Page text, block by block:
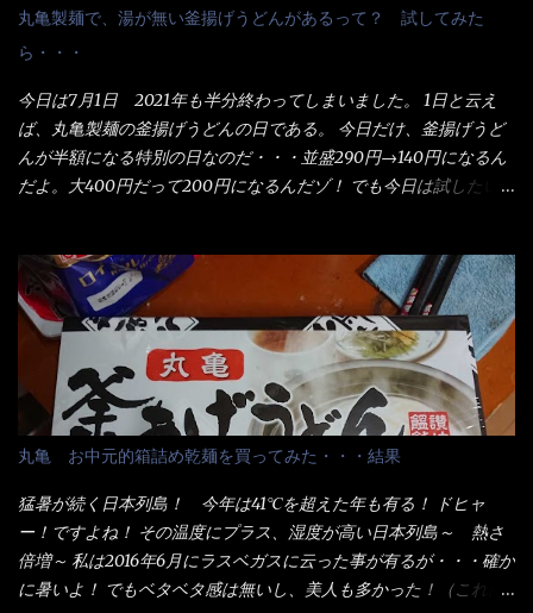
丸亀製麺で、湯が無い釜揚げうどんがあるって？ 試してみた
ら・・・
今日は7月1日 2021年も半分終わってしまいました。 1日と云え
ば、丸亀製麺の釜揚げうどんの日である。 今日だけ、釜揚げうど
んが半額になる特別の日なのだ・・・並盛290円→140円になるん
だよ。大400円だって200円になるんだゾ！ でも今日は試したい
でる～ でもコレって食べきるまで湯に浸かっているわけで、最
初と最後では麺の固さというかコシが違う！ だったら湯なんか要
らないじゃん！ 茹で上げ直後の麺だけいいよ！となるでしょ
う。 事前にググって調べたら、やっぱり＜湯無し＞注文は、裏注
文方法としてあるらしい。 それと店員によっては、理解出来ない
者も居るらしい云う事。 そこでランチ混雑前に、行くのが店への
配慮でもある。 11:20 店内に入り・・・『釜揚げうどん得を湯ナ
シで！』と注文したら、近場にいたオッサン店員はキョトンとし
た顔『湯なし？』（これだ全く理解していないな） すると茹で方
の若い女性店員が『いい！いい！！』とオッサンを向こうへやっ
た。 でサッサと、木桶を用意してうどんだけ入れて出して来まし
た。 な～るほど、この事か・・・ で今日の2021年後半1回目のサ
丸亀 お中元的箱詰め乾麺を買ってみた・・・結果
猛暑が続く日本列島！ 今年は41℃を超えた年も有る！ ドヒャ
ー！ですよね！ その温度にプラス、湿度が高い日本列島～ 熱さ
倍増～ 私は2016年6月にラスベガスに云った事が有るが・・・確か
に暑いよ！ でもベタベタ感は無いし、美人も多かった！（これは